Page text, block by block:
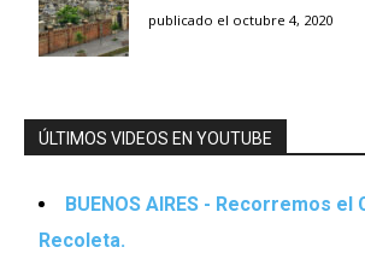
publicado el octubre 4, 2020
ÚLTIMOS VIDEOS EN YOUTUBE
BUENOS AIRES - Recorremos
Recoleta.